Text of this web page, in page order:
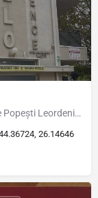
Punct de recoltare si eliberare analize MedLife Popești Leordeni Adresă Str. Amurgului, nr. 77, Popești…
26.14646